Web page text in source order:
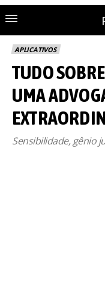
APLICATIVOS
TUDO
UMA
Sensibilidade, gênio